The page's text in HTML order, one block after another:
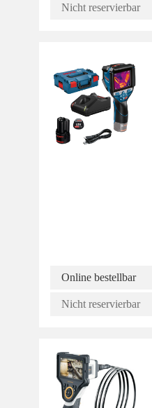
Nicht reservierbar
Online bestellbar
Nicht reservierbar